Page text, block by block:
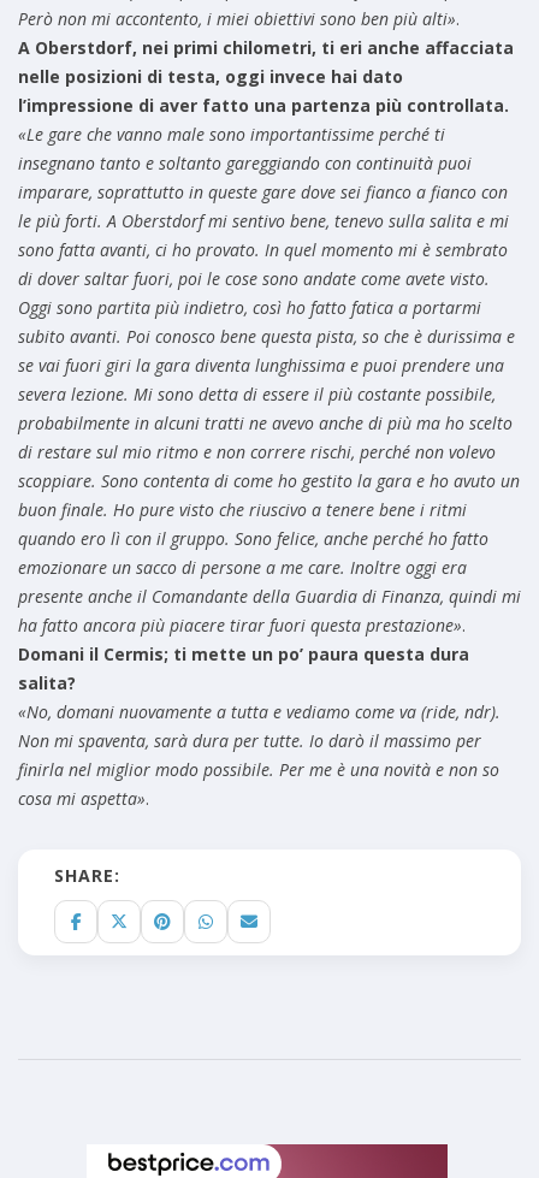
Però non mi accontento, i miei obiettivi sono ben più alti».
A Oberstdorf, nei primi chilometri, ti eri anche affacciata
nelle posizioni di testa, oggi invece hai dato
l’impressione di aver fatto una partenza più controllata.
«Le gare che vanno male sono importantissime perché ti
insegnano tanto e soltanto gareggiando con continuità puoi
imparare, soprattutto in queste gare dove sei fianco a fianco con
le più forti. A Oberstdorf mi sentivo bene, tenevo sulla salita e mi
sono fatta avanti, ci ho provato. In quel momento mi è sembrato
di dover saltar fuori, poi le cose sono andate come avete visto.
Oggi sono partita più indietro, così ho fatto fatica a portarmi
subito avanti. Poi conosco bene questa pista, so che è durissima e
se vai fuori giri la gara diventa lunghissima e puoi prendere una
severa lezione. Mi sono detta di essere il più costante possibile,
probabilmente in alcuni tratti ne avevo anche di più ma ho scelto
di restare sul mio ritmo e non correre rischi, perché non volevo
scoppiare. Sono contenta di come ho gestito la gara e ho avuto un
buon finale. Ho pure visto che riuscivo a tenere bene i ritmi
quando ero lì con il gruppo. Sono felice, anche perché ho fatto
emozionare un sacco di persone a me care. Inoltre oggi era
presente anche il Comandante della Guardia di Finanza, quindi mi
ha fatto ancora più piacere tirar fuori questa prestazione».
Domani il Cermis; ti mette un po’ paura questa dura
salita?
«No, domani nuovamente a tutta e vediamo come va (ride, ndr).
Non mi spaventa, sarà dura per tutte. Io darò il massimo per
finirla nel miglior modo possibile. Per me è una novità e non so
cosa mi aspetta».
SHARE: